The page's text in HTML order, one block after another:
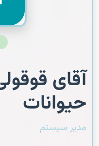
آقای
حیوانات
مدیر سیستم